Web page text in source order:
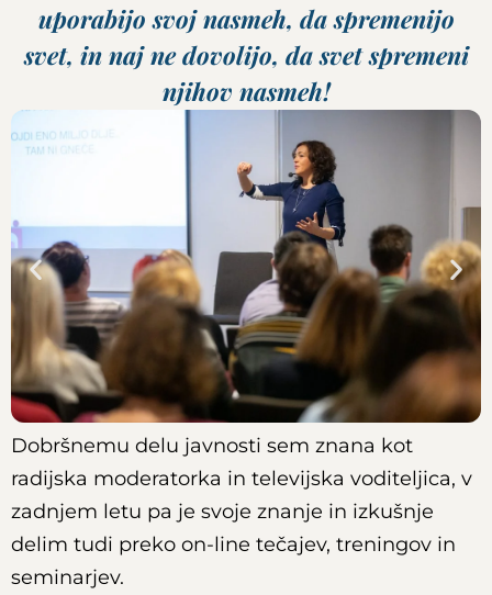
uporabijo svoj nasmeh, da spremenijo
svet, in naj ne dovolijo, da svet spremeni
njihov nasmeh!
Dobršnemu delu javnosti sem znana kot
radijska moderatorka in televijska voditeljica, v
zadnjem letu pa je svoje znanje in izkušnje
delim tudi preko on-line tečajev, treningov in
seminarjev.